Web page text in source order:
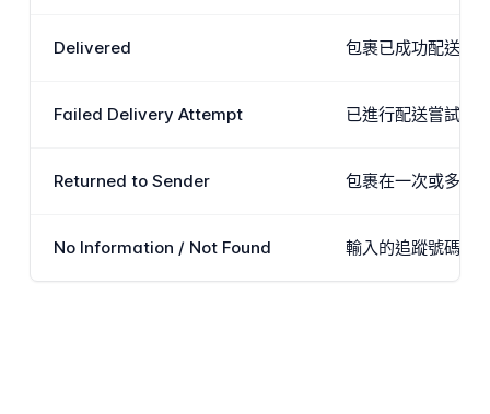
Delivered 包裹已成功配送到
Failed Delivery Attempt 已進行配送嘗試但
Returned to Sender 包裹在一次或多次
No Information / Not Found 輸入的追蹤號碼沒